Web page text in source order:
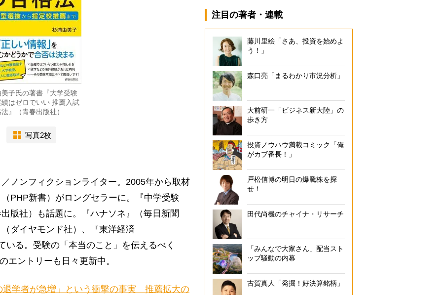
子氏の著書『大学受験
はゼロでいい 推薦入試
』（青春出版社）
写真2枚
ノンフィクションライター。2005年から取材
PHP新書）がロングセラーに。『中学受験
版社）も話題に。『ハナソネ』（毎日新聞
ダイヤモンド社）、『東洋経済
る。受験の「本当のこと」を伝えるべく
エントリーも日々更新中。
退学者が急増」という衝撃の事実 推薦拡大の
注目の著者・連載
藤川里絵「さあ、投資を始めよ
う！」
森口亮「まるわかり市況分析」
大前研一「ビジネス新大陸」の
歩き方
投資ノウハウ満載コミック「俺
がカブ番長！」
戸松信博の明日の爆騰株を探
せ！
田代尚機のチャイナ・リサーチ
「みんなで大家さん」配当スト
ップ騒動の内幕
古賀真人「発掘！好決算銘柄」